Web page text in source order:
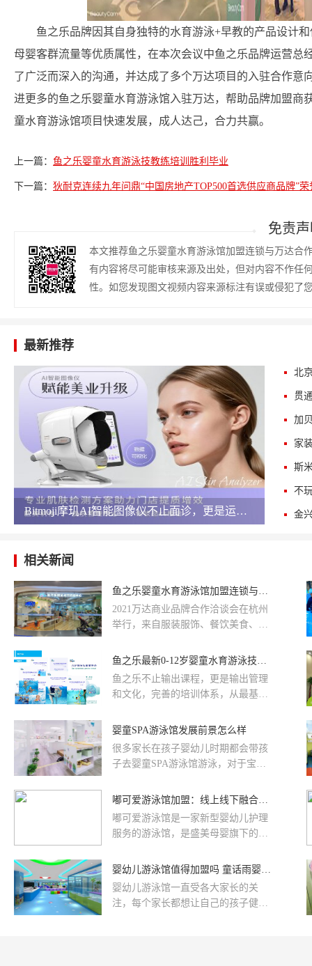
鱼之乐品牌因其自身独特的水育游泳+早教的产品设计
母婴客群流量等优质属性，在本次会议中鱼之乐品牌运营
了广泛而深入的沟通，并达成了多个万达项目的入驻合作
进更多的鱼之乐婴童水育游泳馆入驻万达，帮助品牌加盟商
童水育游泳馆项目快速发展，成人达己，合力共赢。
上一篇： 鱼之乐婴童水育游泳技教练培训胜利毕业
下一篇： 狄耐克连续九年问鼎“中国房地产TOP500首选供应商品牌”荣
免责
本文推荐鱼之乐婴童水育游泳馆加盟连锁与万达合
有内容将尽可能审核来源及出处，但对内容不作任
性。如您发现图文视频内容来源标注有误或侵犯了
最新推荐
​Bitmoji摩玑AI智能图像仪不止面诊，更是运营王牌
斯
相关新闻
鱼之乐婴童水育游泳馆加盟连锁与万达合作
2021万达商业品牌合作洽谈会在杭州
举行，来自服装服饰、餐饮美食、生
多个业态的合作伙伴和品牌商家代表
享、现场合作洽谈、项目专题推介，
活动聚焦经营和招商，商管集团总
进行现场洽谈。作为商管集团重要的
品牌活动之一，洽谈会已连续举办多
年。鱼之乐婴童水育游泳馆加盟连锁
作洽谈会，并达成重要合作成果
鱼之乐最新0-12岁婴童水育游泳技能课程发布
鱼之乐不止输出课程，更是输出管理
和文化，完善的培训体系，从最基础
理，十几万字的标准化SOP运营手
动作，甚至每一句话，到门店运营，
人力资源管理，母婴社群营销、异业
门店区域化市场管理，等一系列完善
培训管理课程体系，目标培养出更多
的行业专业人才，成人达己，合力共
婴童SPA游泳馆发展前景怎么样
很多家长在孩子婴幼儿时期都会带孩
子去婴童SPA游泳馆游泳，对于宝宝
胎时代的来临，婴童SPA游泳馆更是
嘟可爱游泳馆加盟：线上线下融合、筑梦游泳馆
嘟可爱游泳馆是一家新型婴幼儿护理
服务的游泳馆，是盛美母婴旗下的一
是注重服务与体验，不同于母婴馆的
力度最小的项目，但游泳馆也不局限
于线下发展，今天我们来聊下游泳馆
婴幼儿游泳馆值得加盟吗 童话雨婴幼儿游泳馆持续“发热”
婴幼儿游泳馆一直受各大家长的关
注，每个家长都想让自己的孩子健康